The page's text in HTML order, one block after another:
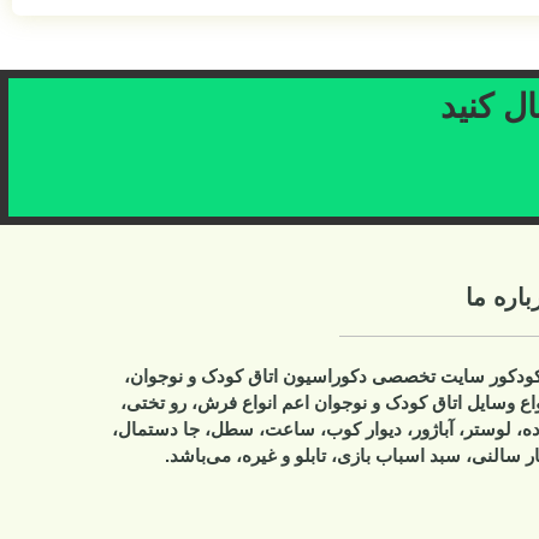
کنید
ما
سایت تخصصی دکوراسیون اتاق کودک و نوجوان،
وسایل اتاق کودک و نوجوان اعم انواع فرش، رو تختی،
لوستر، آباژور، دیوار کوب، ساعت، سطل، جا دستمال،
سالنی، سبد اسباب بازی، تابلو و غیره، می‌باشد.